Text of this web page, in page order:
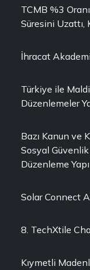
TCMB %3
Süresini Uzattı,
İhracat
Türkiye ile
Düzenlemeler
Bazı Kanun ve
Sosyal
Düzenleme
Solar Connect
8. TechXtile
Kıymetli